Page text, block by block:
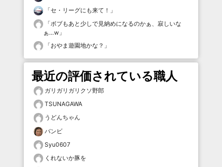
「セ・リーグにも来て！ 」
「ボブもあと少しで見納めになるのかぁ、寂しいな
ぁ…w 」
「おやま遊園地かな？ 」
最近の評価されている職人
ガリガリガリクソ野郎
TSUNAGAWA
うどんちゃん
バンビ
Syu0607
くれないか豚を